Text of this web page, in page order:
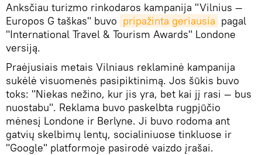
Anksčiau turizmo rinkodaros kampanija "Vilnius —
Europos G taškas" buvo pripažinta geriausia pagal
"International Travel & Tourism Awards" Londone
versiją.
Praėjusiais metais Vilniaus reklaminė kampanija
sukėlė visuomenės pasipiktinimą. Jos šūkis buvo
toks: "Niekas nežino, kur jis yra, bet kai jį rasi — bus
nuostabu". Reklama buvo paskelbta rugpjūčio
mėnesį Londone ir Berlyne. Ji buvo rodoma ant
gatvių skelbimų lentų, socialiniuose tinkluose ir
"Google" platformoje pasirodė vaizdo įrašai.